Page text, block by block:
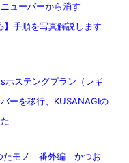
ューバーから消す
】手順を写真解説します
ホステングプラン（レギ
ーを移行、KUSANAGIの
たモノ 番外編 かつお